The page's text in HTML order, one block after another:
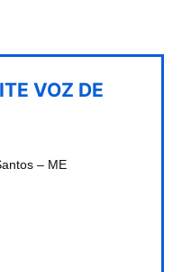
VOZ DE
– ME